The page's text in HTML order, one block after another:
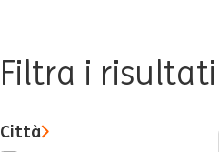
Filtra i risultati
Città